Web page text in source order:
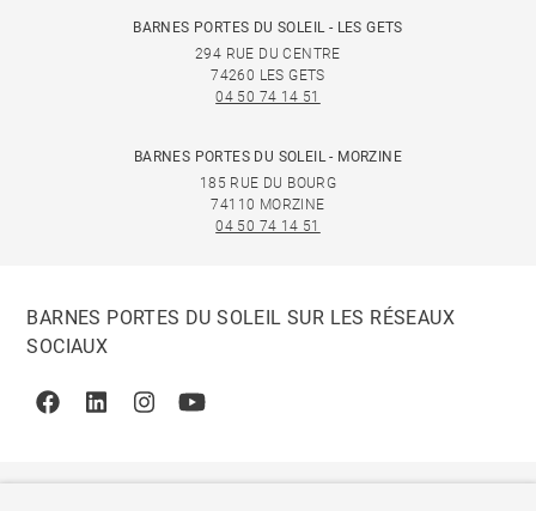
BARNES PORTES DU SOLEIL - LES GETS
294 RUE DU CENTRE
74260 LES GETS
04 50 74 14 51
BARNES PORTES DU SOLEIL - MORZINE
185 RUE DU BOURG
74110 MORZINE
04 50 74 14 51
BARNES PORTES DU SOLEIL SUR LES RÉSEAUX
SOCIAUX
FacebookLinkedinInstagramYoutube